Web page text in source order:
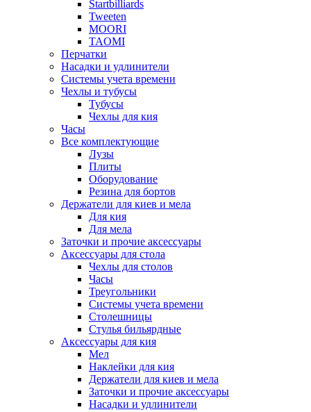
Startbilliards
Tweeten
MOORI
TAOMI
Перчатки
Насадки и удлинители
Системы учета времени
Чехлы и тубусы
Тубусы
Чехлы для кия
Часы
Все комплектующие
Лузы
Плиты
Оборудование
Резина для бортов
Держатели для киев и мела
Для кия
Для мела
Заточки и прочие аксессуары
Аксессуары для стола
Чехлы для столов
Часы
Треугольники
Системы учета времени
Столешницы
Стулья бильярдные
Аксессуары для кия
Мел
Наклейки для кия
Держатели для киев и мела
Заточки и прочие аксессуары
Насадки и удлинители